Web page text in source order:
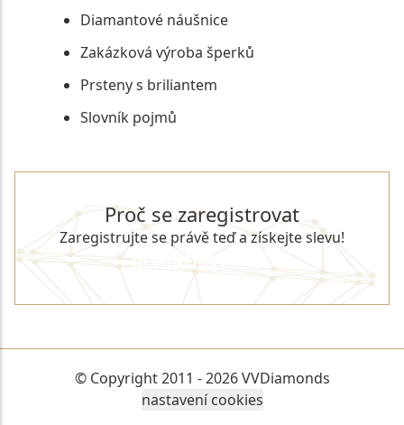
Diamantové náušnice
Zakázková výroba šperků
Prsteny s briliantem
Slovník pojmů
Proč se zaregistrovat
Zaregistrujte se právě teď a získejte slevu!
REGISTROVAT SE
© Copyright 2011 - 2026 VVDiamonds
nastavení cookies